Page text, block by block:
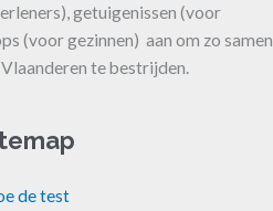
getuigenissen (voor
(voor gezinnen) aan om zo samen
te bestrijden.
de test